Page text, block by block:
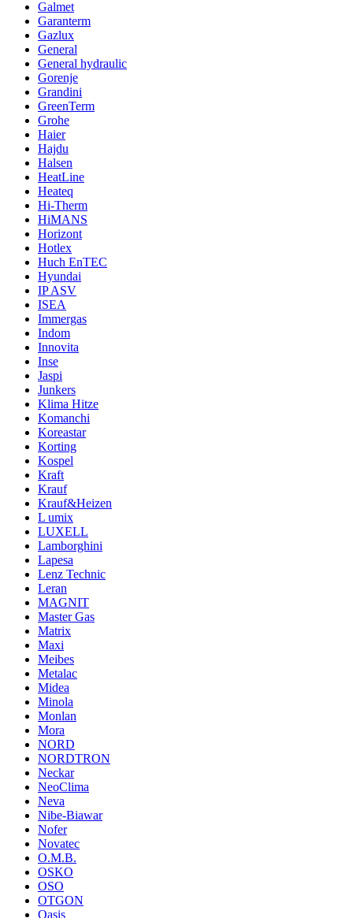
Galmet
Garanterm
Gazlux
General
General hydraulic
Gorenje
Grandini
GreenTerm
Grohe
Haier
Hajdu
Halsen
HeatLine
Heateq
Hi-Therm
HiMANS
Horizont
Hotlex
Huch EnTEC
Hyundai
IP ASV
ISEA
Immergas
Indom
Innovita
Inse
Jaspi
Junkers
Klima Hitze
Komanchi
Koreastar
Korting
Kospel
Kraft
Krauf
Krauf&Heizen
L umix
LUXELL
Lamborghini
Lapesa
Lenz Technic
Leran
MAGNIT
Master Gas
Matrix
Maxi
Meibes
Metalac
Midea
Minola
Monlan
Mora
NORD
NORDTRON
Neckar
NeoClima
Neva
Nibe-Biawar
Nofer
Novatec
O.M.B.
OSKO
OSO
OTGON
Oasis